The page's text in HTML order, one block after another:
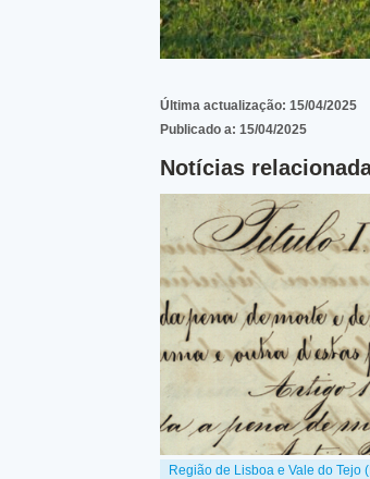
Última actualização: 15/04/2025
Publicado a: 15/04/2025
Notícias
Região de Lisboa e Vale do Tejo